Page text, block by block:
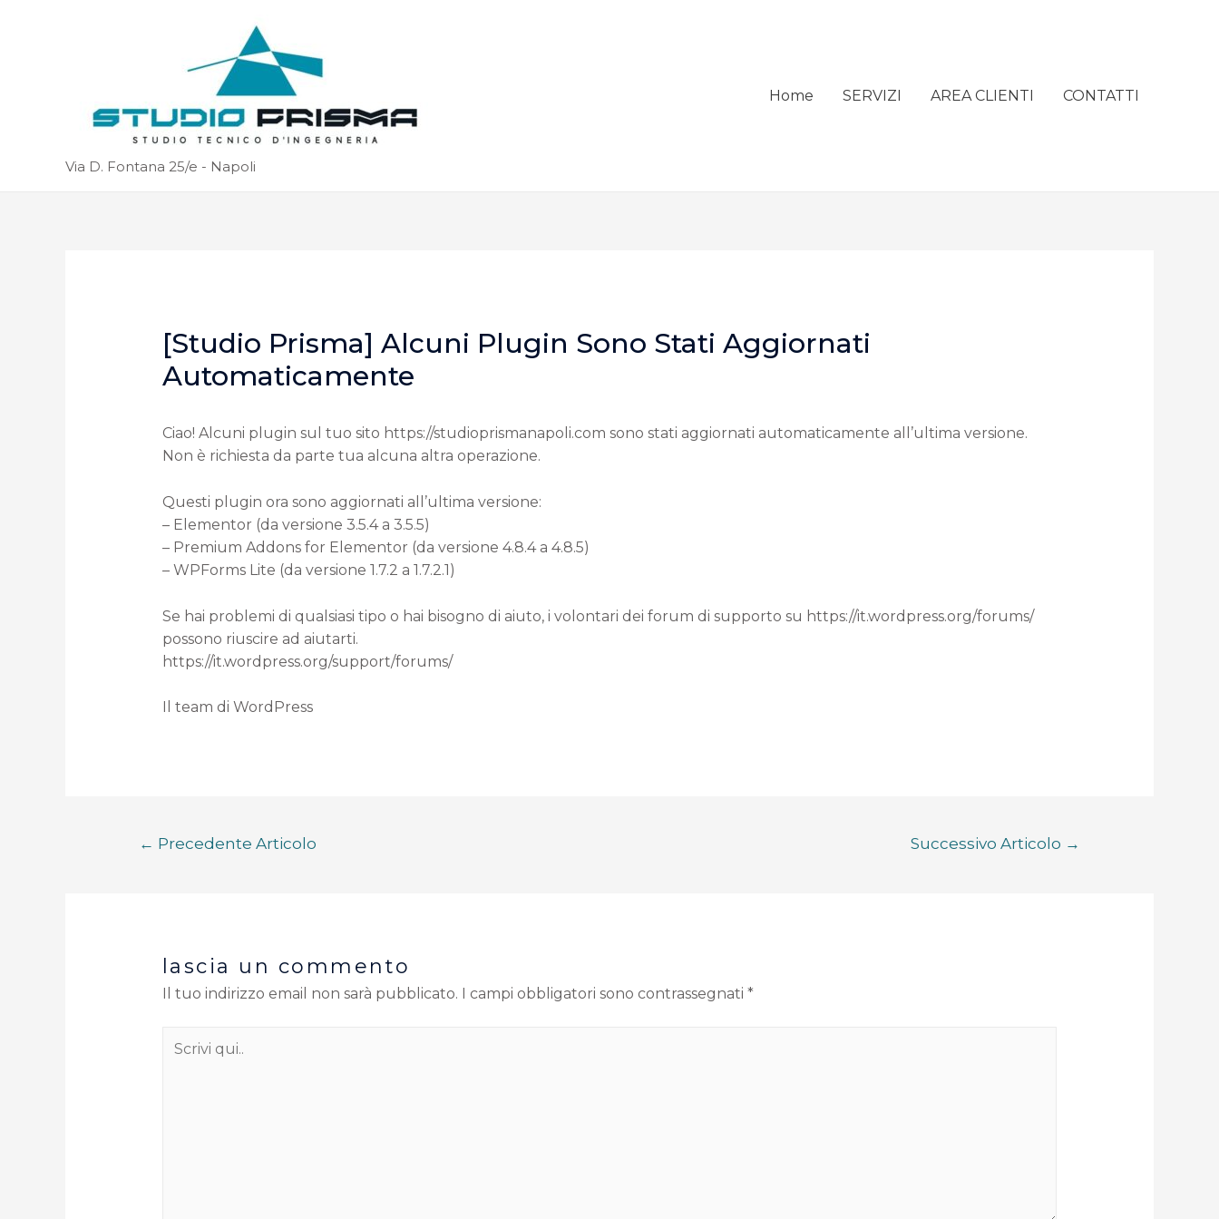
Via D. Fontana 25/e - Napoli
Home SERVIZI AREA CLIENTI CONTATTI
[Studio Prisma] Alcuni Plugin Sono Stati Aggiornati
Automaticamente
Ciao! Alcuni plugin sul tuo sito https://studioprismanapoli.com sono stati aggiornati automaticamente all’ultima versione.
Non è richiesta da parte tua alcuna altra operazione.
Questi plugin ora sono aggiornati all’ultima versione:
– Elementor (da versione 3.5.4 a 3.5.5)
– Premium Addons for Elementor (da versione 4.8.4 a 4.8.5)
– WPForms Lite (da versione 1.7.2 a 1.7.2.1)
Se hai problemi di qualsiasi tipo o hai bisogno di aiuto, i volontari dei forum di supporto su https://it.wordpress.org/forums/
possono riuscire ad aiutarti.
https://it.wordpress.org/support/forums/
Il team di WordPress
← Precedente Articolo Successivo Articolo →
lascia un commento
Il tuo indirizzo email non sarà pubblicato. I campi obbligatori sono contrassegnati *